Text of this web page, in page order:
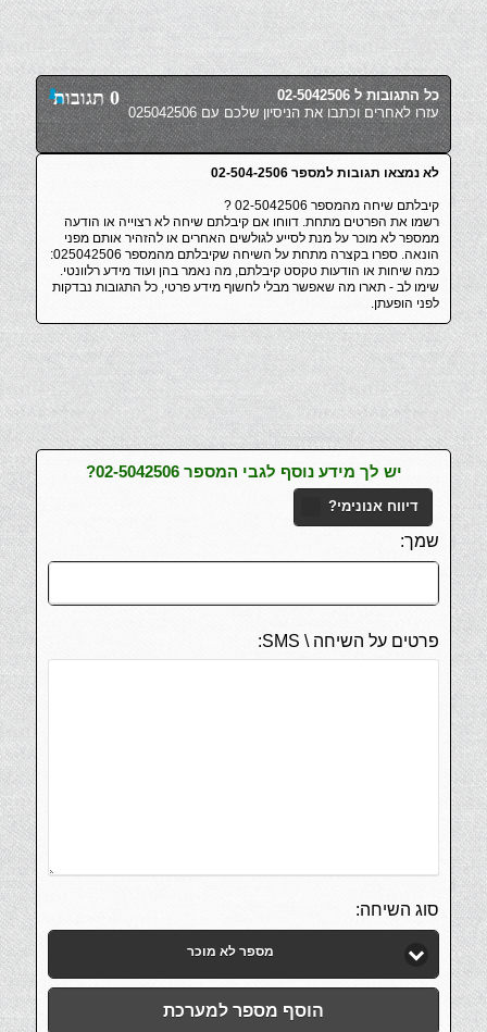
0 תגובות
כל התגובות ל 02-5042506
עזרו לאחרים וכתבו את הניסיון שלכם עם 025042506
לא נמצאו תגובות למספר 02-504-2506
קיבלתם שיחה מהמספר 02-5042506 ?
רשמו את הפרטים מתחת. דווחו אם קיבלתם שיחה לא רצוייה או הודעה
ממספר לא מוכר על מנת לסייע לגולשים האחרים או להזהיר אותם מפני
הונאה. ספרו בקצרה מתחת על השיחה שקיבלתם מהמספר 025042506:
כמה שיחות או הודעות טקסט קיבלתם, מה נאמר בהן ועוד מידע רלוונטי.
שימו לב - תארו מה שאפשר מבלי לחשוף מידע פרטי, כל התגובות נבדקות
לפני הופעתן.
יש לך מידע נוסף לגבי המספר 02-5042506?
דיווח אנונימי?
שמך:
פרטים על השיחה \ SMS:
סוג השיחה:
מספר לא מוכר
הוסף מספר למערכת